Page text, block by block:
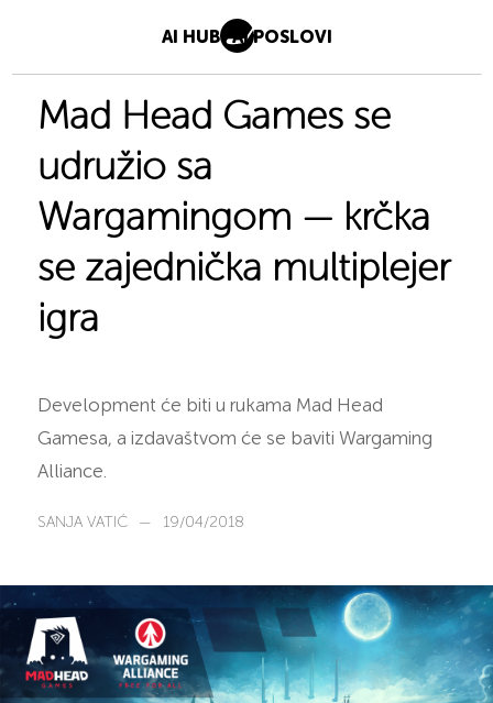
AI HUB AI POSLOVI
Mad Head Games se
udružio sa
Wargamingom — krčka
se zajednička multiplejer
igra
Development će biti u rukama Mad Head
Gamesa, a izdavaštvom će se baviti Wargaming
Alliance.
SANJA VATIĆ — 19/04/2018